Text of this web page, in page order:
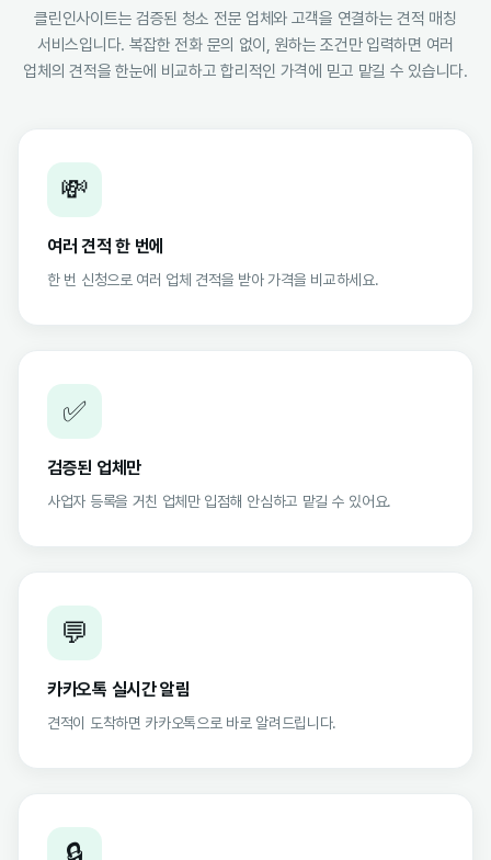
클린인사이트는 검증된 청소 전문 업체와 고객을 연결하는 견적 매칭
서비스입니다. 복잡한 전화 문의 없이, 원하는 조건만 입력하면 여러
업체의 견적을 한눈에 비교하고 합리적인 가격에 믿고 맡길 수 있습니다.
💸
여러 견적 한 번에
한 번 신청으로 여러 업체 견적을 받아 가격을 비교하세요.
✅
검증된 업체만
사업자 등록을 거친 업체만 입점해 안심하고 맡길 수 있어요.
💬
카카오톡 실시간 알림
견적이 도착하면 카카오톡으로 바로 알려드립니다.